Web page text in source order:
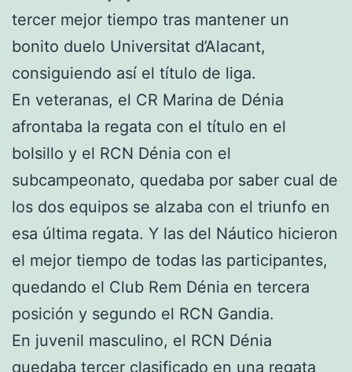
tercer mejor tiempo tras mantener un
bonito duelo Universitat d’Alacant,
consiguiendo así el título de liga.
En veteranas, el CR Marina de Dénia
afrontaba la regata con el título en el
bolsillo y el RCN Dénia con el
subcampeonato, quedaba por saber cual de
los dos equipos se alzaba con el triunfo en
esa última regata. Y las del Náutico hicieron
el mejor tiempo de todas las participantes,
quedando el Club Rem Dénia en tercera
posición y segundo el RCN Gandia.
En juvenil masculino, el RCN Dénia
quedaba tercer clasificado en una regata